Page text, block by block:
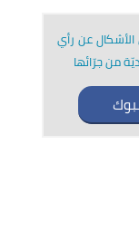
الأشكال عن رأي
من جرّائها